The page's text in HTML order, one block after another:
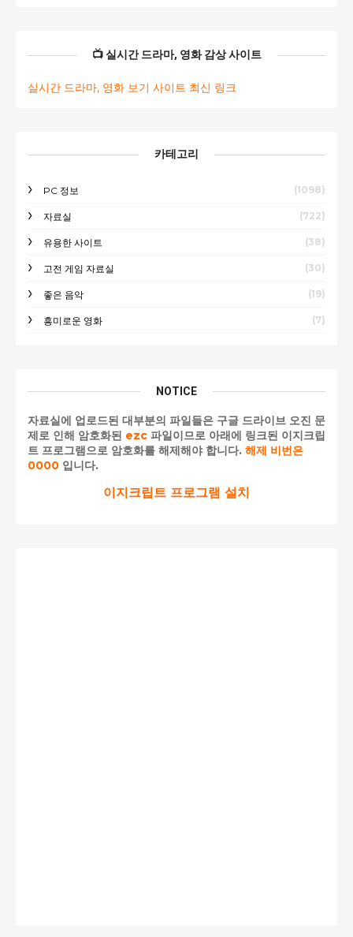
📺 실시간 드라마, 영화 감상 사이트
실시간 드라마, 영화 보기 사이트 최신 링크
카테고리
PC 정보 (1098)
자료실 (722)
유용한 사이트 (38)
고전 게임 자료실 (30)
좋은 음악 (19)
흥미로운 영화 (7)
NOTICE
자료실에 업로드된 대부분의 파일들은 구글 드라이브 오진 문
제로 인해 암호화된 ezc 파일이므로 아래에 링크된 이지크립
트 프로그램으로 암호화를 해제해야 합니다. 해제 비번은
0000 입니다.
이지크립트 프로그램 설치